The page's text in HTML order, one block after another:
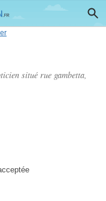
situé rue gambetta,